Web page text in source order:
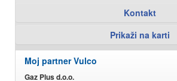
Kontakt
Prikaži na karti
Moj partner Vulco
Gaz Plus d.o.o.